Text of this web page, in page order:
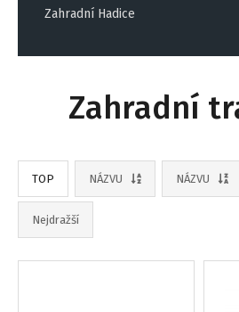
Zahradní Hadice
Zahradní
TOP NÁZVU NÁZVU
Nejdražší